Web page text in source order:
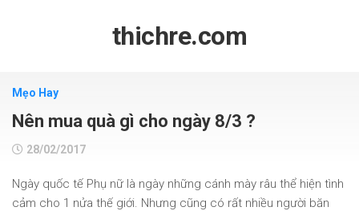
thichre.com
Mẹo Hay
Nên mua quà gì cho ngày 8/3 ?
28/02/2017
Ngày quốc tế Phụ nữ là ngày những cánh mày râu thể hiện tình
cảm cho 1 nửa thế giới. Nhưng cũng có rất nhiều người băn